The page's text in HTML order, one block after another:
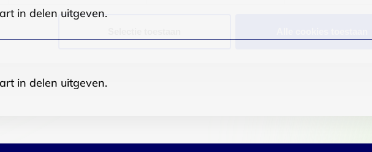
in delen uitgeven.
in delen uitgeven.